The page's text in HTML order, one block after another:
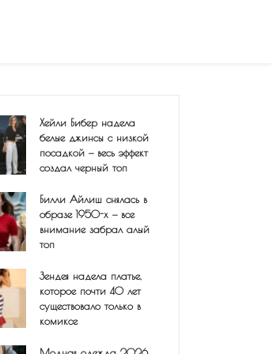
Хейли Бибер надела
белые джинсы с низкой
посадкой — весь эффект
создал черный топ
Билли Айлиш снялась в
образе 1950-х — все
внимание забрал алый
топ
Зендея надела платье,
которое почти 40 лет
существовало только в
комиксе